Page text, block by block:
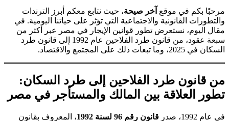
مرحبًا بكم في موقع آخر صيحة، حيث نتابع معكم أبرز الترندات
والتطورات القانونية والاجتماعية التي تؤثر على حياتنا اليومية. في
مقال اليوم، نستعرض تطور قوانين الإيجار في مصر عبر أكثر من
سبعة عقود، من قانون طرد الفلاحين عام 1992 إلى قانون طرد
السكان في 2025، وما تبعات ذلك على المجتمع والاقتصاد.
من قانون طرد الفلاحين إلى طرد السكان:
تطور العلاقة بين المالك والمستأجر في مصر
في عام 1992، صدر قانون رقم 96 لسنة 1992
، المعروف بقانون